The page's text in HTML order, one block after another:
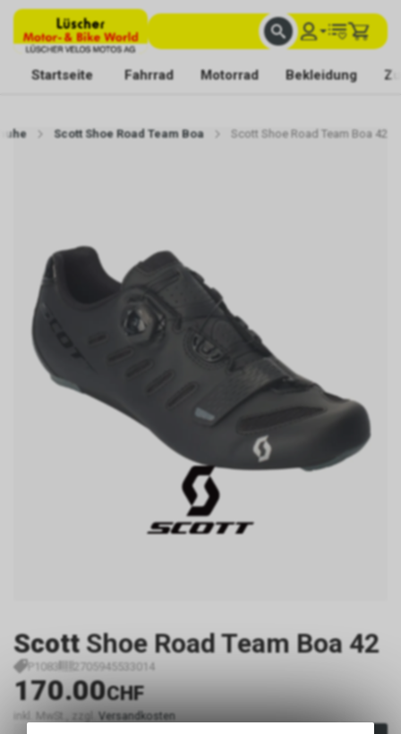
Startseite Fahrrad Motorrad Bekleidung
Scott Shoe Road Team Boa Scott Shoe Road Team Boa 42
Scott Shoe Road Team Boa 42
P1083 2705945533014
170.00CHF
inkl. MwSt., zzgl. Versandkosten